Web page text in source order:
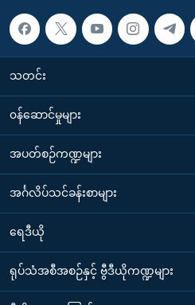
သတင်း
၀န်ဆောင်မှုများ
အပတ်စဉ်ကဏ္ဍများ
အင်္ဂလိပ်သင်ခန်းစာများ
ရေဒီယို
ရုပ်သံအစီအစဉ်နှင့် ဗွီဒီယိုကဏ္ဍများ